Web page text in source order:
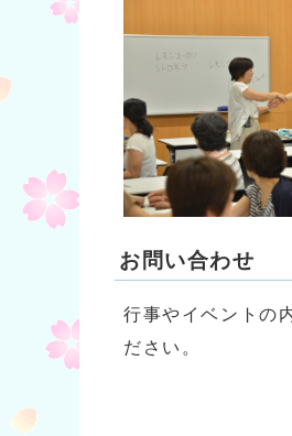
お問い合わせ
行事やイベントの
ださい。